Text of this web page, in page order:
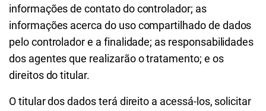
informações de contato do controlador; as
informações acerca do uso compartilhado de dados
pelo controlador e a finalidade; as responsabilidades
dos agentes que realizarão o tratamento; e os
direitos do titular.
O titular dos dados terá direito a acessá-los, solicitar